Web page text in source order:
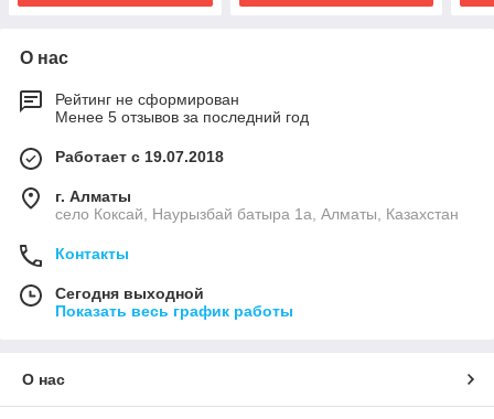
О нас
Рейтинг не сформирован
Менее 5 отзывов за последний год
Работает с 19.07.2018
г. Алматы
село Коксай, Наурызбай батыра 1а, Алматы, Казахстан
Контакты
Сегодня выходной
Показать весь график работы
О нас